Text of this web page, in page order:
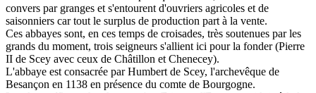
convers par granges et s'entourent d'ouvriers agricoles et de
saisonniers car tout le surplus de production part à la vente.
Ces abbayes sont, en ces temps de croisades, très soutenues par les
grands du moment, trois seigneurs s'allient ici pour la fonder (Pierre
II de Scey avec ceux de Châtillon et Chenecey).
L'abbaye est consacrée par Humbert de Scey, l'archevêque de
Besançon en 1138 en présence du comte de Bourgogne.